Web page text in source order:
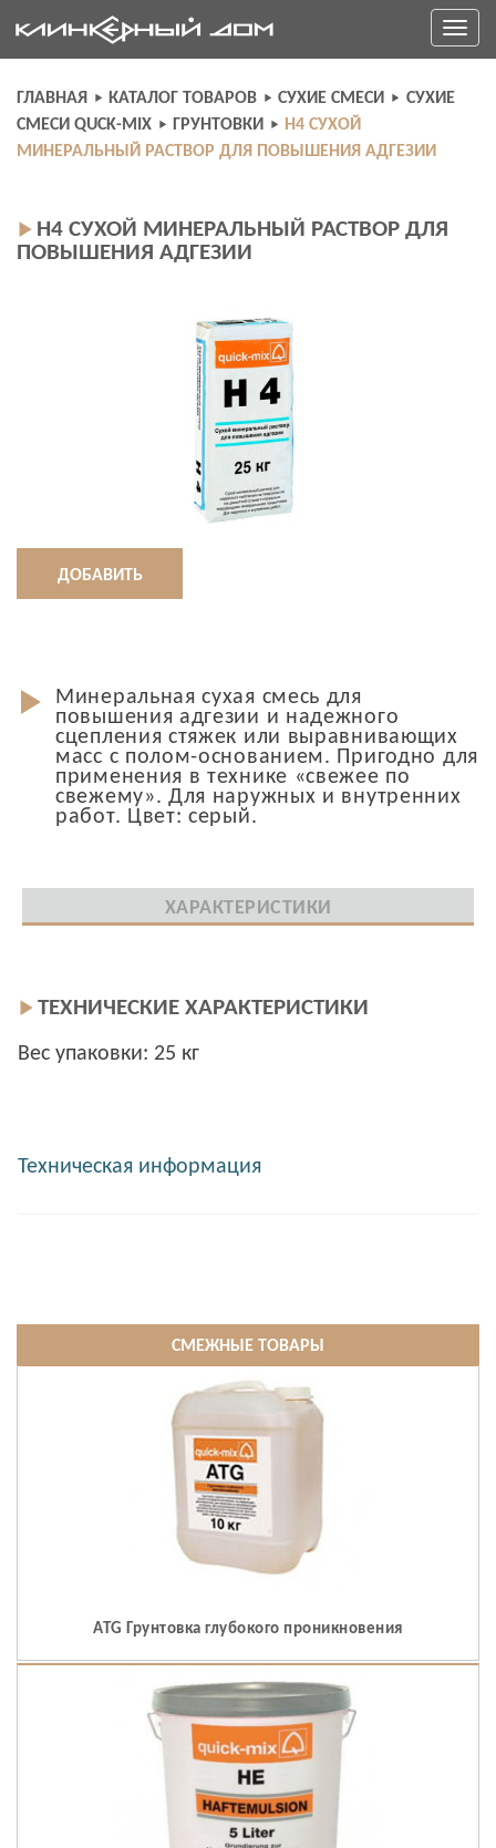
to
content
Toggle
ГЛАВНАЯ КАТАЛОГ ТОВАРОВ СУХИЕ СМЕСИ
СУХИЕ
СМЕСИ QUCK-MIX
ГРУНТОВКИ
H4 СУХОЙ
МИНЕРАЛЬНЫЙ РАСТВОР ДЛЯ ПОВЫШЕНИЯ АДГЕЗИИ
H4 СУХОЙ МИНЕРАЛЬНЫЙ РАСТВОР ДЛЯ
ПОВЫШЕНИЯ АДГЕЗИИ
ДОБАВИТЬ
Минеральная сухая смесь для
повышения адгезии и надежного
сцепления стяжек или выравнивающих
масс с полом-основанием. Пригодно для
применения в технике «свежее по
свежему». Для наружных и внутренних
работ. Цвет: серый.
ХАРАКТЕРИСТИКИ
ТЕХНИЧЕСКИЕ ХАРАКТЕРИСТИКИ
Вес упаковки: 25 кг
Техническая информация
СМЕЖНЫЕ ТОВАРЫ
ATG Грунтовка глубокого проникновения